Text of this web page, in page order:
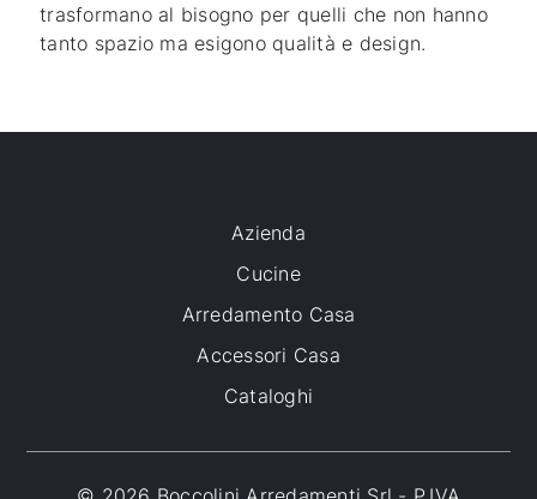
trasformano al bisogno per quelli che non hanno
tanto spazio ma esigono qualità e design.
Azienda
Cucine
Arredamento Casa
Accessori Casa
Cataloghi